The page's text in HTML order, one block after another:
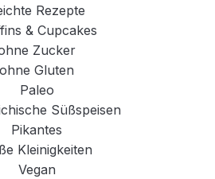
Rezepte
& Cupcakes
Zucker
ohne Gluten
Paleo
Süßspeisen
Pikantes
Kleinigkeiten
Vegan